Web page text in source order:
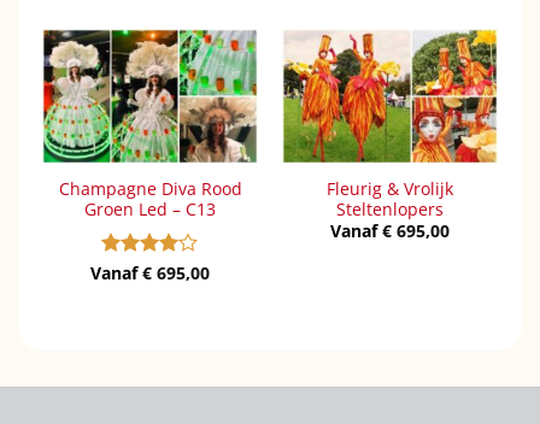
Champagne Diva Rood
Groen Led – C13
Gewaardeerd
Vanaf€ 695,00
Fleurig & Vrolijk
Steltenlopers
Vanaf€ 695,00